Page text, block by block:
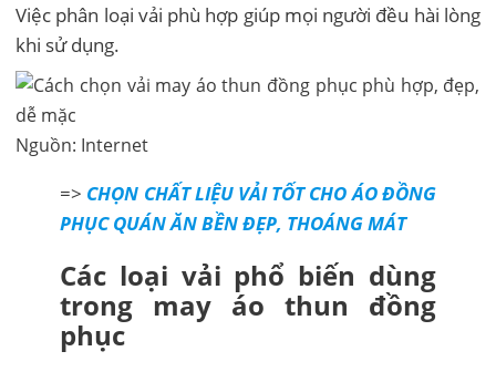
Việc phân loại vải phù hợp giúp mọi người đều hài lòng
khi sử dụng.
Nguồn: Internet
=> CHỌN CHẤT LIỆU VẢI TỐT CHO ÁO ĐỒNG
PHỤC QUÁN ĂN BỀN ĐẸP, THOÁNG MÁT
Các loại vải phổ biến dùng
trong may áo thun đồng
phục